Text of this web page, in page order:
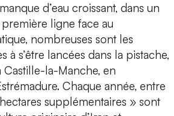
d’eau croissant, dans un
ligne face au
nombreuses sont les
à s’être lancées dans la pistache,
la-Manche, en
Chaque année, entre
supplémentaires » sont